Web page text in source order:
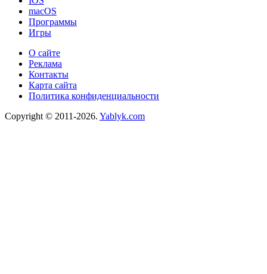
macOS
Программы
Игры
О сайте
Реклама
Контакты
Карта сайта
Политика конфиденциальности
Copyright © 2011-2026. Yablyk.сom